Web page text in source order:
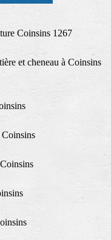
Coinsins 1267
et cheneau à Coinsins
Coinsins